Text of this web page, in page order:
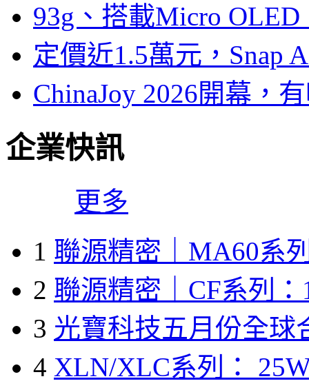
93g、搭載Micro
定價近1.5萬元，Snap
ChinaJoy 2026開幕，
企業快訊
更多
1 聯源精密｜MA60系
2 聯源精密｜CF系列：
3 光寶科技五月份全球
4 XLN/XLC系列：